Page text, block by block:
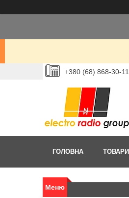
+380 (68) 868-30-11
ГОЛОВНА ТОВАРИ